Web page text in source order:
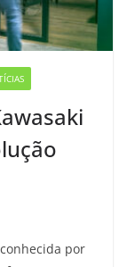
por